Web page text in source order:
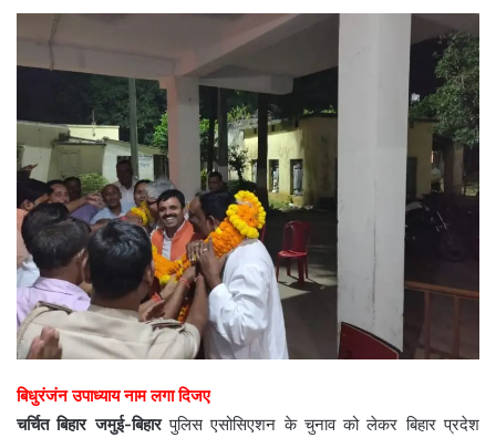
बिधुरंजंन उपाध्याय नाम लगा दिजए
चर्चित बिहार जमुई-बिहारपुलिस एसोसिएशन के चुनाव को लेकर बिहार प्रदेश